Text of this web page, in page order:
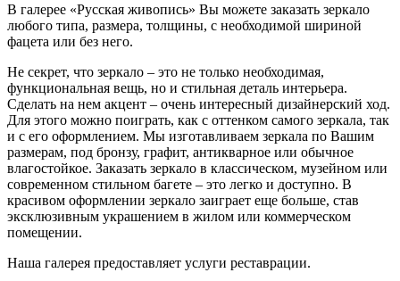
В галерее «Русская живопись» Вы можете заказать зеркало
любого типа, размера, толщины, с необходимой шириной
фацета или без него.
Не секрет, что зеркало – это не только необходимая,
функциональная вещь, но и стильная деталь интерьера.
Сделать на нем акцент – очень интересный дизайнерский ход.
Для этого можно поиграть, как с оттенком самого зеркала, так
и с его оформлением. Мы изготавливаем зеркала по Вашим
размерам, под бронзу, графит, антикварное или обычное
влагостойкое. Заказать зеркало в классическом, музейном или
современном стильном багете – это легко и доступно. В
красивом оформлении зеркало заиграет еще больше, став
эксклюзивным украшением в жилом или коммерческом
помещении.
Наша галерея предоставляет услуги реставрации.